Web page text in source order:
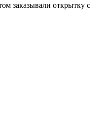
заказывали открытку с